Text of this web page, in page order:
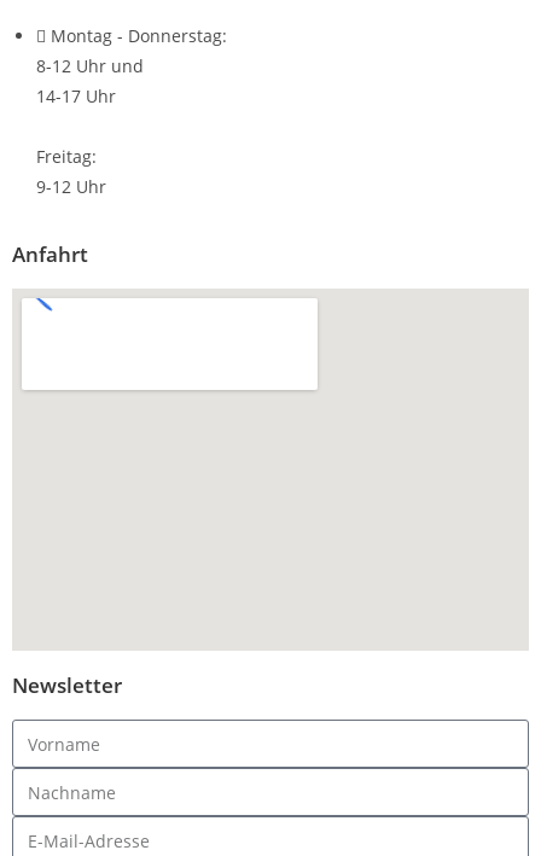
Montag - Donnerstag:
8-12 Uhr und
14-17 Uhr
Freitag:
9-12 Uhr
Anfahrt
Newsletter